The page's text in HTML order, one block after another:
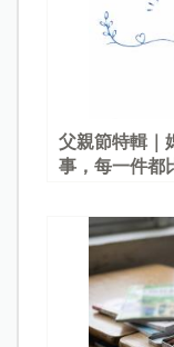
父親節特輯｜
事，每一件都